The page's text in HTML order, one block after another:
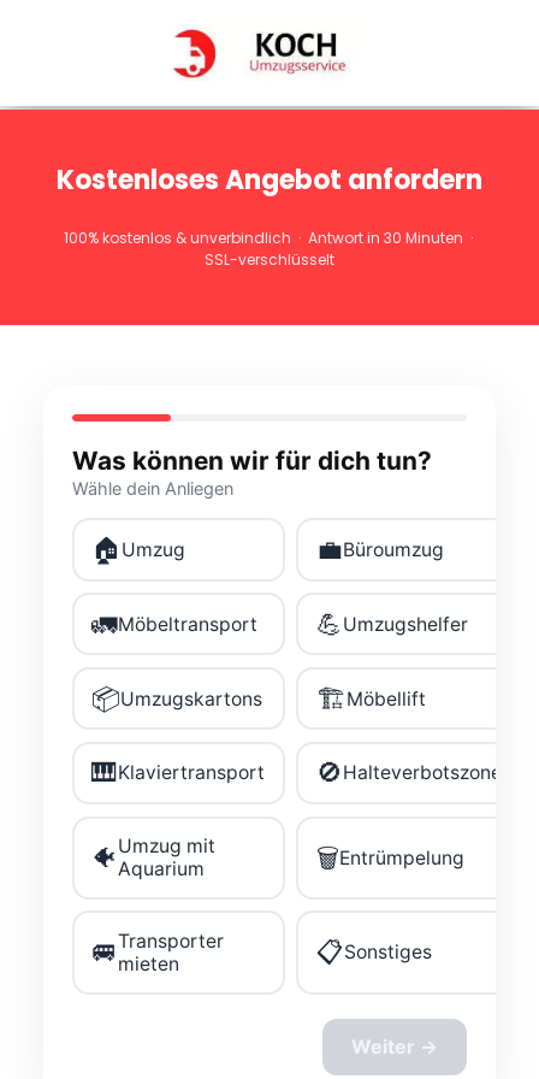
Kostenloses Angebot anfordern
100% kostenlos & unverbindlich · Antwort in 30 Minuten ·
SSL-verschlüsselt